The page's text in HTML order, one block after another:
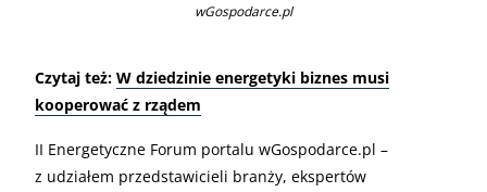
wGospodarce.pl
Czytaj też: W dziedzinie energetyki biznes musi
kooperować z rządem
II Energetyczne Forum portalu wGospodarce.pl –
z udziałem przedstawicieli branży, ekspertów